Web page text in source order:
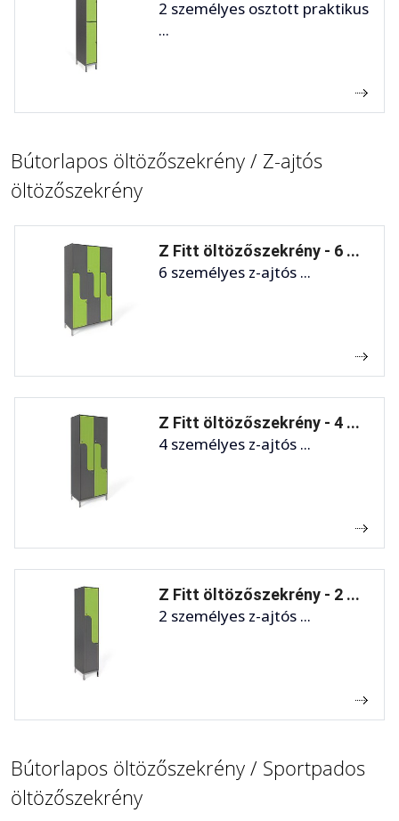
2 személyes osztott praktikus
...
Bútorlapos öltözőszekrény / Z-ajtós
öltözőszekrény
Z Fitt öltözőszekrény - 6 ...
6 személyes z-ajtós ...
Z Fitt öltözőszekrény - 4 ...
4 személyes z-ajtós ...
Z Fitt öltözőszekrény - 2 ...
2 személyes z-ajtós ...
Bútorlapos öltözőszekrény / Sportpados
öltözőszekrény